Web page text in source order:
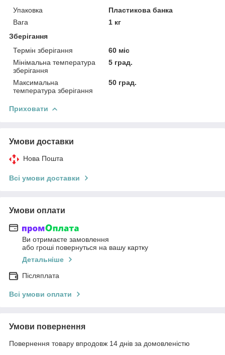
Упаковка
Пластикова банка
Вага
1 кг
Зберігання
Термін зберігання
60 міс
Мінімальна температура
зберігання
5 град.
Максимальна
температура зберігання
50 град.
Приховати
Умови доставки
Нова Пошта
Всі умови доставки
Умови оплати
Ви отримаєте замовлення
або гроші повернуться на вашу картку
Детальніше
Післяплата
Всі умови оплати
Умови повернення
Повернення товару впродовж 14 днів за домовленістю